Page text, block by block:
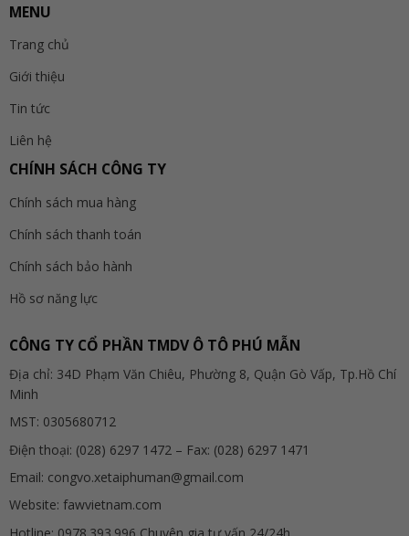
MENU
Trang chủ
Giới thiệu
Tin tức
Liên hệ
CHÍNH SÁCH CÔNG TY
Chính sách mua hàng
Chính sách thanh toán
Chính sách bảo hành
Hồ sơ năng lực
CÔNG TY CỔ PHẦN TMDV Ô TÔ PHÚ MẪN
Địa chỉ: 34D Phạm Văn Chiêu, Phường 8, Quận Gò Vấp, Tp.Hồ Chí
Minh
MST: 0305680712
Điện thoại: (028) 6297 1472 – Fax: (028) 6297 1471
Email: congvo.xetaiphuman@gmail.com
Website: fawvietnam.com